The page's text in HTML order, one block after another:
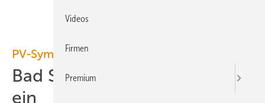
PV-Symposium
Bad Staffelstein lädt wieder
ein
Videos
Firmen
Premium